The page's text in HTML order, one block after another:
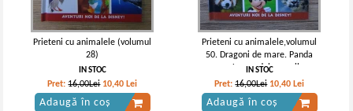
Prieteni cu animalele (volumul
28)
IN STOC
Pret:16,00Lei 10,40 Lei
Adaugă în coș
Prieteni cu animalele,volumul
50. Dragoni de mare. Panda
rosu. Leopardul zapezilor
IN STOC
Pret:16,00Lei 10,40 Lei
Adaugă în coș